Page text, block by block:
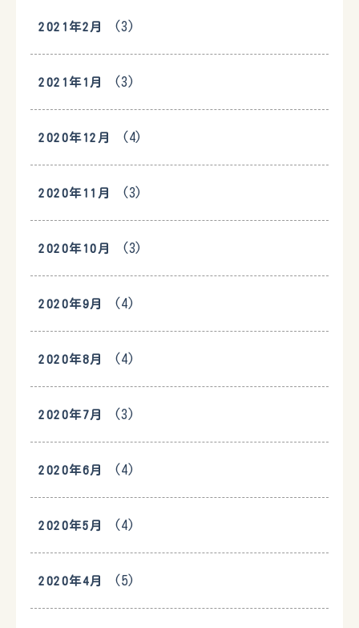
2021年2月 (3)
2021年1月 (3)
2020年12月 (4)
2020年11月 (3)
2020年10月 (3)
2020年9月 (4)
2020年8月 (4)
2020年7月 (3)
2020年6月 (4)
2020年5月 (4)
2020年4月 (5)